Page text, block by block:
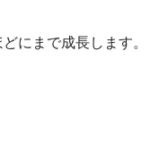
にまで成長します。